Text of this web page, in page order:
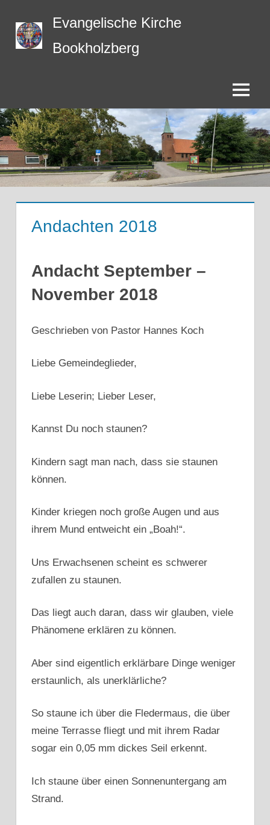
Inhalt
springen
Evangelische Kirche
Bookholzberg
Menü
Andachten 2018
Andacht September –
November 2018
Geschrieben von Pastor Hannes Koch
Liebe Gemeindeglieder,
Liebe Leserin; Lieber Leser,
Kannst Du noch staunen?
Kindern sagt man nach, dass sie staunen
können.
Kinder kriegen noch große Augen und aus
ihrem Mund entweicht ein „Boah!“.
Uns Erwachsenen scheint es schwerer
zufallen zu staunen.
Das liegt auch daran, dass wir glauben, viele
Phänomene erklären zu können.
Aber sind eigentlich erklärbare Dinge weniger
erstaunlich, als unerklärliche?
So staune ich über die Fledermaus, die über
meine Terrasse fliegt und mit ihrem Radar
sogar ein 0,05 mm dickes Seil erkennt.
Ich staune über einen Sonnenuntergang am
Strand.